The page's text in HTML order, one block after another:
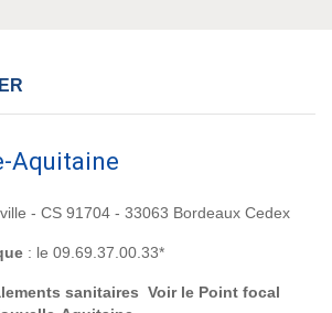
Aquitaine
- CS 91704 - 33063 Bordeaux Cedex
: le 09.69.37.00.33*
sanitaires Voir le Point focal